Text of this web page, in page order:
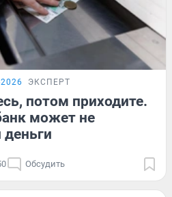
ЭКСПЕРТ
потом приходите.
может не
Обсудить